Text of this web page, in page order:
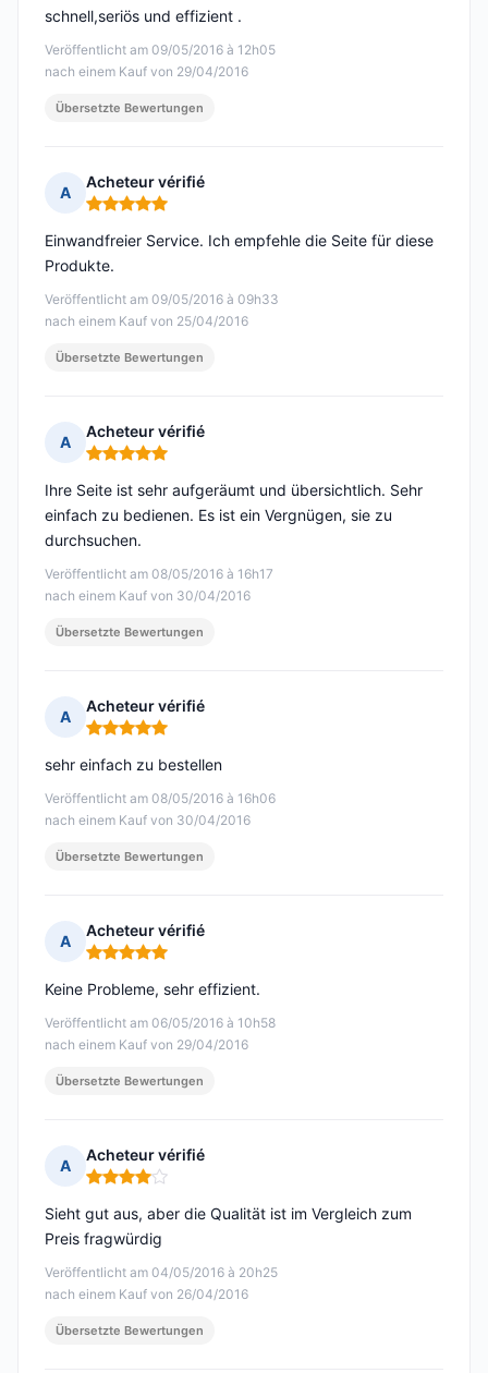
Veröffentlicht am 09/05/2016 à 12h05
nach einem Kauf von 29/04/2016
schnell,seriös und effizient .
Übersetzte Bewertungen
A
Acheteur vérifié
Hinweis: 5 von 5
Veröffentlicht am 09/05/2016 à 09h33
nach einem Kauf von 25/04/2016
Einwandfreier Service. Ich empfehle die Seite für diese
Produkte.
Übersetzte Bewertungen
A
Acheteur vérifié
Hinweis: 5 von 5
Veröffentlicht am 08/05/2016 à 16h17
nach einem Kauf von 30/04/2016
Ihre Seite ist sehr aufgeräumt und übersichtlich. Sehr
einfach zu bedienen. Es ist ein Vergnügen, sie zu
durchsuchen.
Übersetzte Bewertungen
A
Acheteur vérifié
Hinweis: 5 von 5
Veröffentlicht am 08/05/2016 à 16h06
nach einem Kauf von 30/04/2016
sehr einfach zu bestellen
Übersetzte Bewertungen
A
Acheteur vérifié
Hinweis: 5 von 5
Veröffentlicht am 06/05/2016 à 10h58
nach einem Kauf von 29/04/2016
Keine Probleme, sehr effizient.
Übersetzte Bewertungen
A
Acheteur vérifié
Hinweis: 4 von 5
Veröffentlicht am 04/05/2016 à 20h25
nach einem Kauf von 26/04/2016
Sieht gut aus, aber die Qualität ist im Vergleich zum
Preis fragwürdig
Übersetzte Bewertungen